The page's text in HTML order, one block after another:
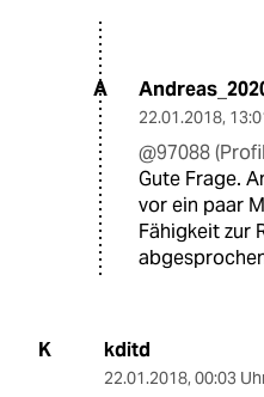
A
22.01.2018,
@97088
Gute Frage.
vor ein paar
Fähigkeit zur
K kditd
22.01.2018, 00:03